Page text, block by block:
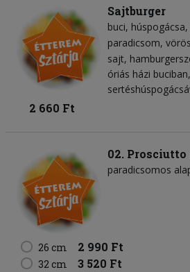
Sajtburger
buci húspogácsa
paradicsom
sajt
óriás házi
2 660 Ft
02. Prosciutto
paradicsomos
26 cm 2 990 Ft
32 cm 3 520 Ft